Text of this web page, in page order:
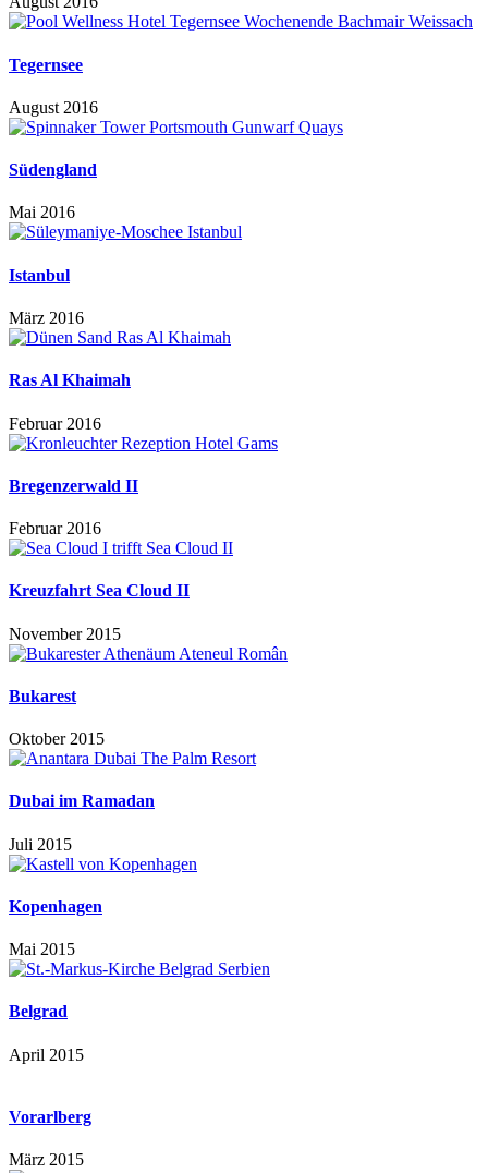
Tegernsee
August 2016
Südengland
Mai 2016
Istanbul
März 2016
Ras Al Khaimah
Februar 2016
Bregenzerwald II
Februar 2016
Kreuzfahrt Sea Cloud II
November 2015
Bukarest
Oktober 2015
Dubai im Ramadan
Juli 2015
Kopenhagen
Mai 2015
Belgrad
April 2015
Vorarlberg
März 2015